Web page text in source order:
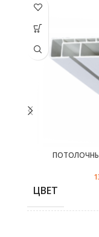
ЦВЕТ
Этот товар
имеет
несколько
вариаций.
Опции